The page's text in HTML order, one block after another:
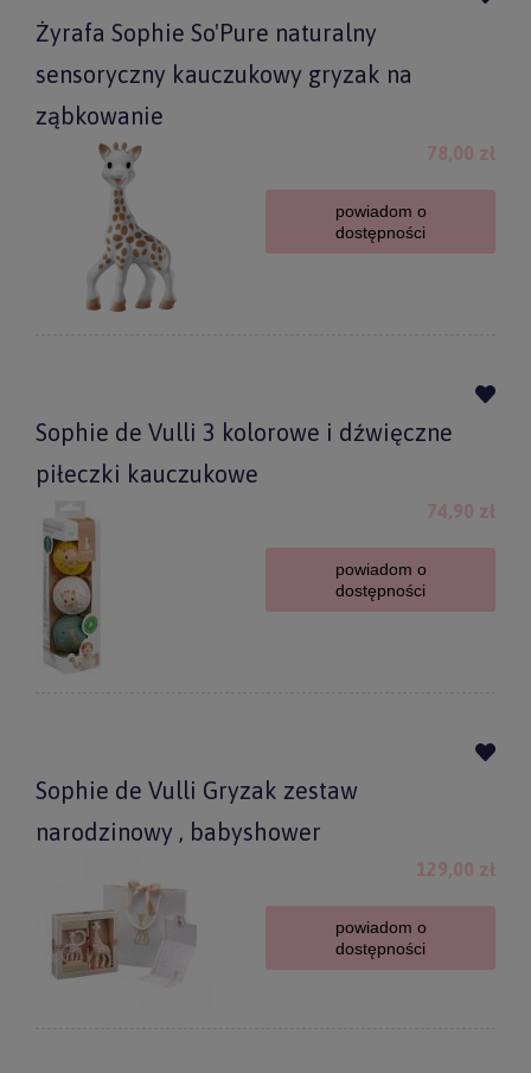
Żyrafa Sophie So'Pure naturalny
sensoryczny kauczukowy gryzak na
ząbkowanie
78,00 zł
powiadom o
dostępności
Sophie de Vulli 3 kolorowe i dźwięczne
piłeczki kauczukowe
74,90 zł
powiadom o
dostępności
Sophie de Vulli Gryzak zestaw
narodzinowy , babyshower
129,00 zł
powiadom o
dostępności